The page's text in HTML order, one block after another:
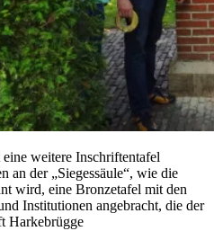
weitere Inschriftentafel
an der „Siegessäule“, wie die
wird, eine Bronzetafel mit den
Institutionen angebracht, die der
Harkebrügge